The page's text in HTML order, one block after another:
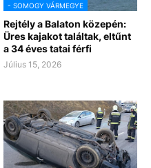
- SOMOGY VÁRMEGYE
Rejtély a Balaton közepén:
Üres kajakot találtak, eltűnt
a 34 éves tatai férfi
Július 15, 2026